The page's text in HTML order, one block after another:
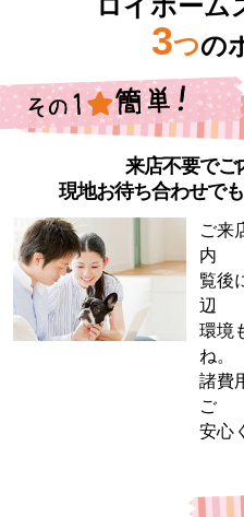
ロイホーム
3つの
来店不要でご
現地お待ち合わせで
ご来
内
覧後
辺
環境
ね。
諸費
ご
安心